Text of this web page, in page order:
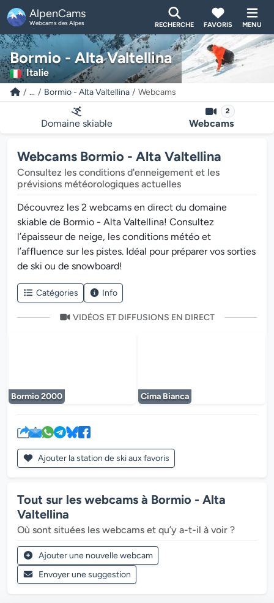
AlpenCams
Webcams des Alpes RECHERCHE FAVORIS MENU
Bormio - Alta Valtellina
Italie
... Bormio - Alta Valtellina Webcams
Domaine skiable
2
Webcams
Webcams Bormio - Alta Valtellina
Consultez les conditions d'enneigement et les
prévisions météorologiques actuelles
Découvrez les 2 webcams en direct du domaine
skiable de Bormio - Alta Valtellina! Consultez
l’épaisseur de neige, les conditions météo et
l’affluence sur les pistes. Idéal pour préparer vos sorties
de ski ou de snowboard!
Catégories Info
VIDÉOS ET DIFFUSIONS EN DIRECT
Bormio 2000 Cima Bianca
Ajouter la station de ski aux favoris
Tout sur les webcams à Bormio - Alta
Valtellina
Où sont situées les webcams et qu’y a-t-il à voir ?
Ajouter une nouvelle webcam
Envoyer une suggestion